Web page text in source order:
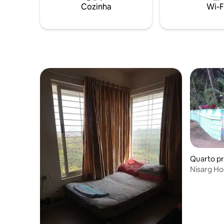
Trimbakeshwar.🛕
único,
Cozinha Wi-
Quarto
Nisarg